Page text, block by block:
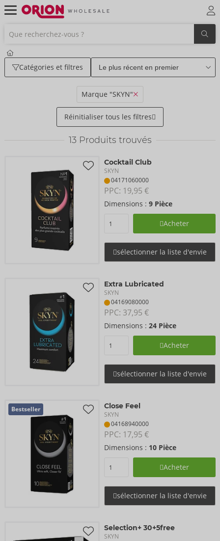
Catégories et filtres
Marque "SKYN"
Réinitialiser tous les filtres
13 Produits trouvés
Cocktail Club
SKYN
04171060000
PPC: 19,95 €
Dimensions : 9 Pièce
Acheter
sélectionner la liste d'envie
Extra Lubricated
SKYN
04169080000
PPC: 37,95 €
Dimensions : 24 Pièce
Acheter
sélectionner la liste d'envie
Bestseller Close Feel
SKYN
04168940000
PPC: 17,95 €
Dimensions : 10 Pièce
Acheter
sélectionner la liste d'envie
Selection+ 30+5free
SKYN